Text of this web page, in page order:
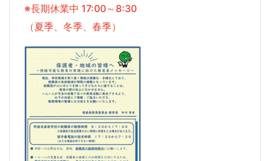
※長期休業中 17:00～8:30
（夏季、冬季、春季）